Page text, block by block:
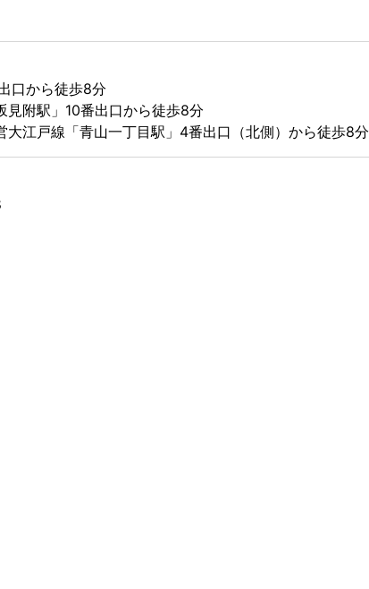
口から徒歩8分
附駅」10番出口から徒歩8分
江戸線「青山一丁目駅」4番出口（北側）から徒歩8分